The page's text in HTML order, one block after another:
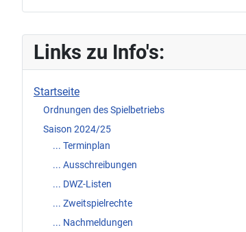
Links zu Info's:
Startseite
Ordnungen des Spielbetriebs
Saison 2024/25
... Terminplan
... Ausschreibungen
... DWZ-Listen
... Zweitspielrechte
... Nachmeldungen